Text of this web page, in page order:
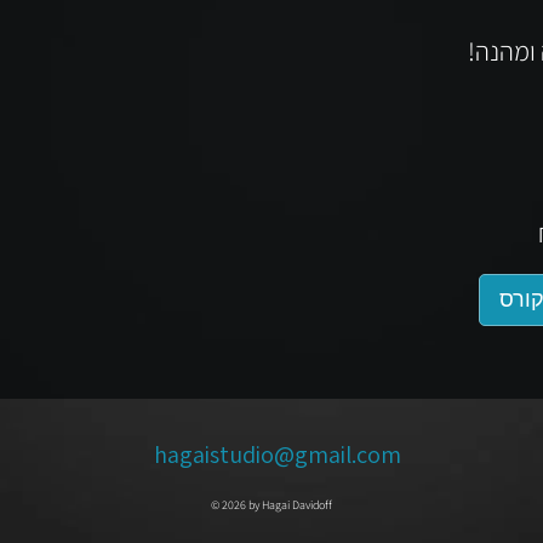
hagaistudio@gmail.com
© 2026 by Hagai Davidoff